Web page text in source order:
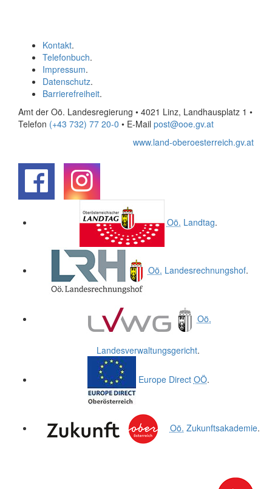
Kontakt.
Telefonbuch.
Impressum.
Datenschutz.
Barrierefreiheit.
Amt der Oö. Landesregierung • 4021 Linz, Landhausplatz 1 •
Telefon (+43 732) 77 20-0 • E-Mail post@ooe.gv.at
www.land-oberoesterreich.gv.at
Oö. Landtag.
Oö. Landesrechnungshof.
Oö.
Landesverwaltungsgericht.
Europe Direct OÖ.
Oö. Zukunftsakademie.